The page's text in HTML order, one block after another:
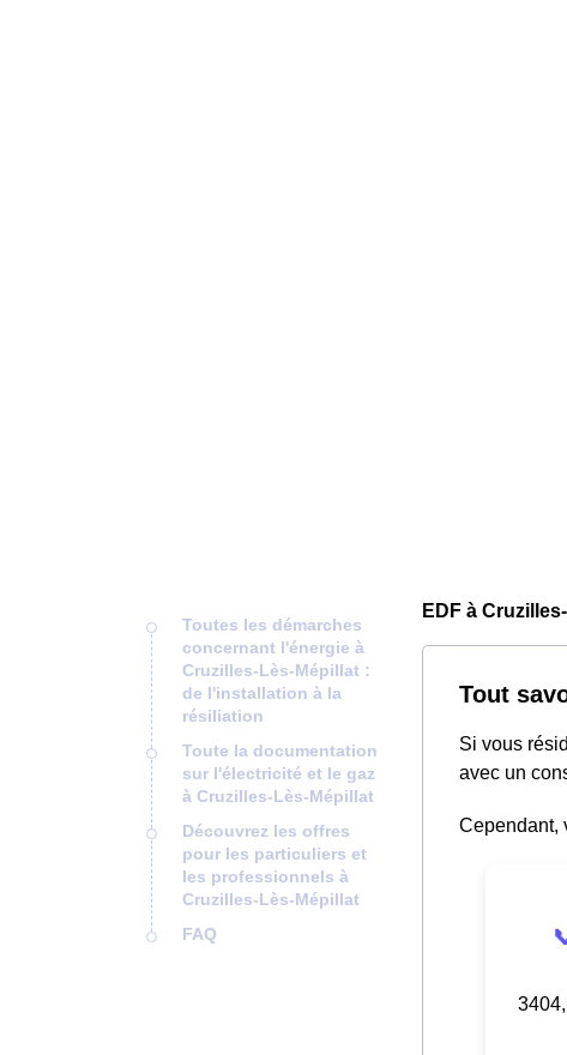
Toutes les démarches
concernant l'énergie à
Cruzilles-Lès-Mépillat :
de l'installation à la
résiliation
Toute la documentation
sur l'électricité et le gaz
à Cruzilles-Lès-Mépillat
Découvrez les offres
pour les particuliers et
les professionnels à
Cruzilles-Lès-Mépillat
FAQ
EDF à
Tout
Si vous
avec un
Cependant,